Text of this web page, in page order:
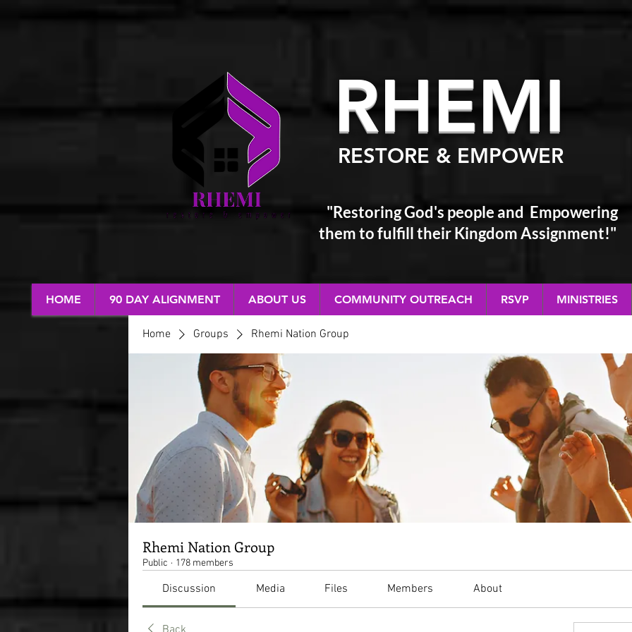
RHEMI
RESTORE & EMPOWER
"Restoring God's people and Empowering
themto fulfill their Kingdom Assignment!"
RESTORE & EMPOWER
HOME 90 DAY ALIGNMENT ABOUT US COMMUNITY OUTREACH RSVP MINISTRIES
Home Groups Rhemi Nation Group
Rhemi Nation Group
Public · 178 members
Discussion Media Files Members About